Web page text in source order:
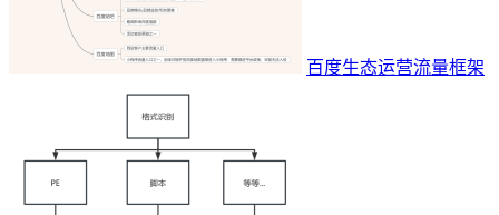
百度生态运营流量框架